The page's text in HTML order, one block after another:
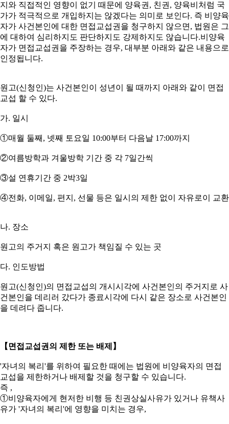
지와 직접적인 영향이 없기 때문에 양육권, 친권, 양육비처럼 국
가가 적극적으로 개입하지는 않겠다는 의미로 보인다. 즉 비양육
자가 사건본인에 대한 면접교섭권을 청구하지 않으면, 법원은 그
에 대하여 심리하지도 판단하지도 강제하지도 않습니다.비양육
자가 면접교섭권을 주장하는 경우, 대부분 아래와 같은 내용으로
인정됩니다.
원고(신청인)는 사건본인이 성년이 될 때까지 아래와 같이 면접
교섭 할 수 있다.
가. 일시
①매월 둘째, 넷째 토요일 10:00부터 다음날 17:00까지
②여름방학과 겨울방학 기간 중 각 7일간씩
③설 연휴기간 중 2박3일
④전화, 이메일, 편지, 선물 등은 일시의 제한 없이 자유로이 교환
나. 장소
원고의 주거지 혹은 원고가 책임질 수 있는 곳
다. 인도방법
원고(신청인)의 면접교섭의 개시시각에 사건본인의 주거지로 사
건본인을 데리러 갔다가 종료시각에 다시 같은 장소로 사건본인
을 데려다 줍니다.
【면접교섭권의 제한 또는 배제】
'자녀의 복리'를 위하여 필요한 때에는 법원에 비양육자의 면접
교섭을 제한하거나 배제할 것을 청구할 수 있습니다.
즉 ,
①비양육자에게 현저한 비행 등 친권상실사유가 있거나 유책사
유가 '자녀의 복리'에 영향을 미치는 경우,